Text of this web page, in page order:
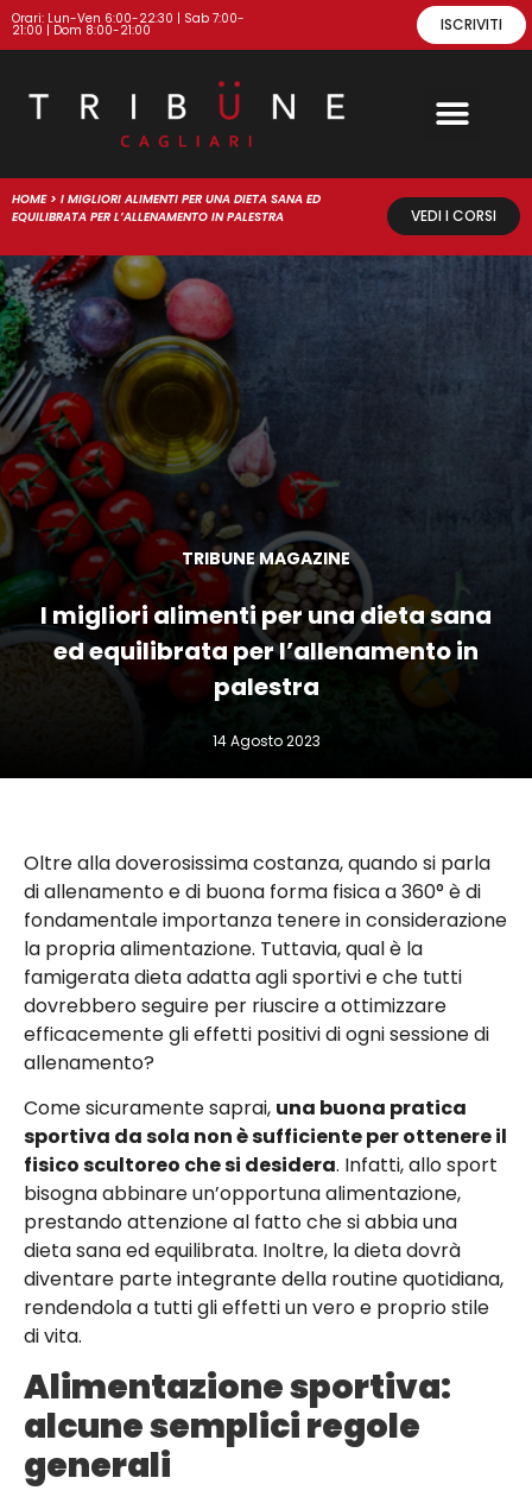
Orari: Lun-Ven 6:00-22:30 | Sab 7:00-
21:00 | Dom 8:00-21:00 ISCRIVITI
HOME> I MIGLIORI ALIMENTI PER UNA DIETA SANA ED
EQUILIBRATA PER L’ALLENAMENTO IN PALESTRA
VEDI I CORSI
TRIBUNE MAGAZINE
I migliori alimenti per una dieta sana
ed equilibrata per l’allenamento in
palestra
14 Agosto 2023
Oltre alla doverosissima costanza, quando si parla
di allenamento e di buona forma fisica a 360° è di
fondamentale importanza tenere in considerazione
la propria alimentazione. Tuttavia, qual è la
famigerata dieta adatta agli sportivi e che tutti
dovrebbero seguire per riuscire a ottimizzare
efficacemente gli effetti positivi di ogni sessione di
allenamento?
Come sicuramente saprai, una buona pratica
sportiva da sola non è sufficiente per ottenere il
fisico scultoreo che si desidera. Infatti, allo sport
bisogna abbinare un’opportuna alimentazione,
prestando attenzione al fatto che si abbia una
dieta sana ed equilibrata. Inoltre, la dieta dovrà
diventare parte integrante della routine quotidiana,
rendendola a tutti gli effetti un vero e proprio stile
di vita.
Alimentazione sportiva:
alcune semplici regole
generali